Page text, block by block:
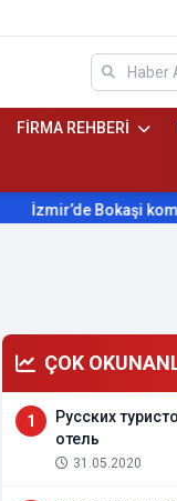
FİRMA REHBERİ
İzmir’de Bokaşi
ÇOK
1
Русских
отель
31.05.2020